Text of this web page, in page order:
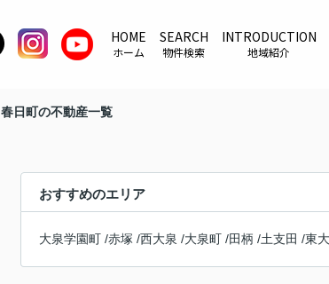
HOME
ホーム
SEARCH
物件検索
INTRODUCTION
地域紹介
春日町の不動産一覧
おすすめのエリア
大泉学園町 /赤塚 /西大泉 /大泉町 /田柄 /土支田 /東